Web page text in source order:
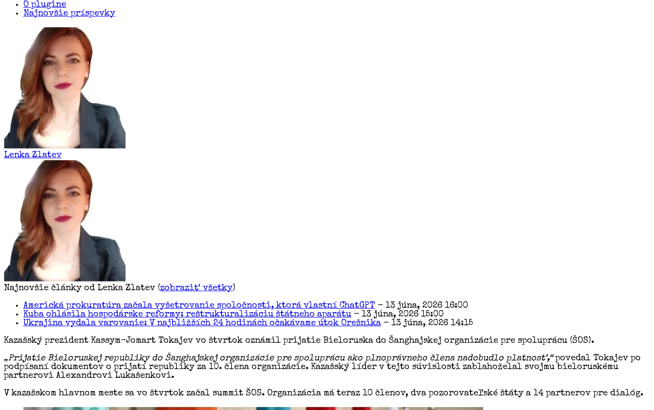
O plugine
Najnovšie príspevky
Lenka Zlatev
Najnovšie články od Lenka Zlatev (zobraziť všetky)
Americká prokuratúra začala vyšetrovanie spoločnosti, ktorá vlastní ChatGPT - 13 júna, 2026 16:00
Kuba ohlásila hospodárske reformy: reštrukturalizáciu štátneho aparátu - 13 júna, 2026 15:00
Ukrajina vydala varovanie: V najbližších 24 hodinách očakávame útok Orešnika - 13 júna, 2026 14:15
Kazašský prezident Kassym-Jomart Tokajev vo štvrtok oznámil prijatie Bieloruska do Šanghajskej organizácie pre spoluprácu (ŠOS).
„Prijatie Bieloruskej republiky do Šanghajskej organizácie pre spoluprácu ako plnoprávneho člena nadobudlo platnosť,“povedal Tokajev po
podpísaní dokumentov o prijatí republiky za 10. člena organizácie. Kazašský líder v tejto súvislosti zablahoželal svojmu bieloruskému
partnerovi Alexandrovi Lukašenkovi.
V kazašskom hlavnom meste sa vo štvrtok začal summit ŠOS. Organizácia má teraz 10 členov, dva pozorovateľské štáty a 14 partnerov pre dialóg.